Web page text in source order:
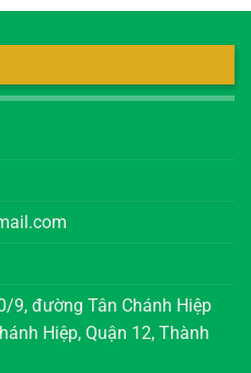
9, đường Tân Chánh Hiệp
Hiệp, Quận 12, Thành